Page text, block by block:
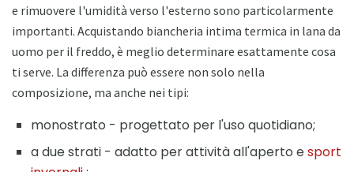
e rimuovere l'umidità verso l'esterno sono particolarmente
importanti. Acquistando biancheria intima termica in lana da
uomo per il freddo, è meglio determinare esattamente cosa
ti serve. La differenza può essere non solo nella
composizione, ma anche nei tipi:
monostrato - progettato per l'uso quotidiano;
a due strati - adatto per attività all'aperto esport